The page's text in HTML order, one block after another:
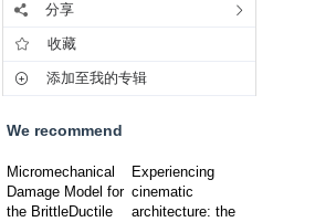
分享
收藏
添加至我的专辑
We recommend
Micromechanical
Damage Model for
the BrittleDuctile
Experiencing
cinematic
architecture: the